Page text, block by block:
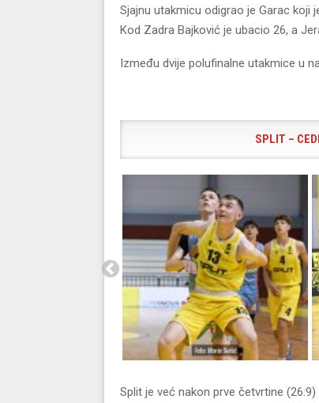
Sjajnu utakmicu odigrao je Garac koji
Kod Zadra Bajković je ubacio 26, a
Između dvije polufinalne utakmice u
SPLIT –
Split je već nakon prve četvrtine